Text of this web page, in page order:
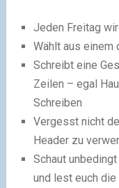
Jeden Freitag
Wählt aus einem
Schreibt eine
Zeilen – egal
Schreiben
Vergesst nicht
Header zu
Schaut
und lest euch die